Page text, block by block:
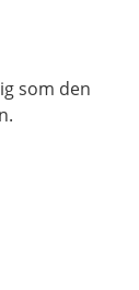
som den